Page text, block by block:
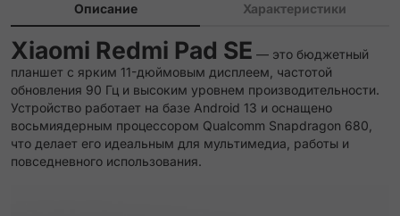
Описание Характеристики
Xiaomi Redmi Pad SE — это бюджетный
планшет с ярким 11-дюймовым дисплеем, частотой
обновления 90 Гц и высоким уровнем производительности.
Устройство работает на базе Android 13 и оснащено
восьмиядерным процессором Qualcomm Snapdragon 680,
что делает его идеальным для мультимедиа, работы и
повседневного использования.